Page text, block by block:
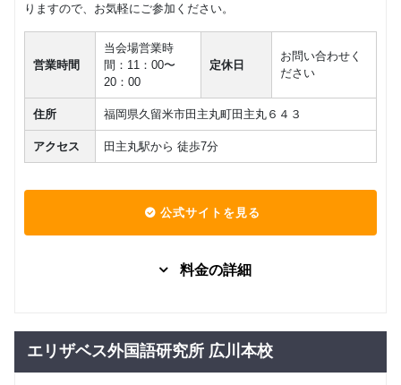
りますので、お気軽にご参加ください。
営業時間
当会場営業時
間：11：00〜
20：00
定休日
お問い合わせく
ださい
住所 福岡県久留米市田主丸町田主丸６４３
アクセス 田主丸駅から 徒歩7分
公式サイトを見る
料金の詳細
歳）
3,850円(税込) / 月
回数：3 / 1セッション45分
エリザベス外国語研究所 広川本校